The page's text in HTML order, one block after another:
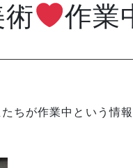
作業
ちが作業中という情